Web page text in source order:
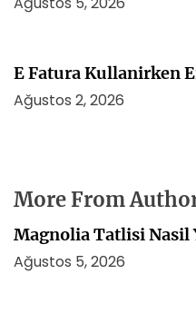
E Fatura Kullanirken
Ağustos 2, 2026
More From
Magnolia Tatlisi Nasil
Ağustos 5, 2026